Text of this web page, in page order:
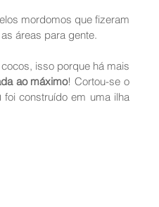
mordomos que fizeram
áreas para gente.
isso porque há mais
ao máximo! Cortou-se o
foi construído em uma ilha